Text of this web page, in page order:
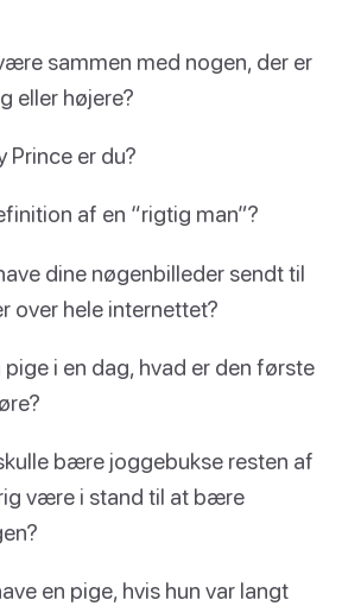
sammen med nogen, der er
eller højere?
Prince er du?
af en “rigtig man”?
dine nøgenbilleder sendt til
over hele internettet?
pige i en dag, hvad er den første
bære joggebukse resten af
være i stand til at bære
en pige, hvis hun var langt